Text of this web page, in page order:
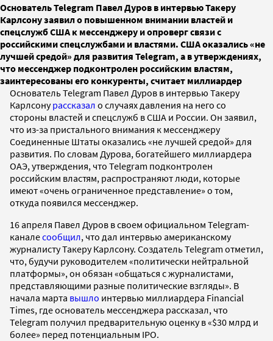
Основатель Telegram Павел Дуров в интервью Такеру
Карлсону заявил о повышенном внимании властей и
спецслужб США к мессенджеру и опроверг связи с
российскими спецслужбами и властями. США оказались «не
лучшей средой» для развития Telegram, а в утверждениях,
что мессенджер подконтролен российским властям,
заинтересованы его конкуренты, считает миллиардер
Основатель Telegram Павел Дуров в интервью Такеру
Карлсонурассказал о случаях давления на него со
стороны властей и спецслужб в США и России. Он заявил,
что из-за пристального внимания к мессенджеру
Соединенные Штаты оказались «не лучшей средой» для
развития. По словам Дурова, богатейшего миллиардера
ОАЭ, утверждения, что Telegram подконтролен
российским властям, распространяют люди, которые
имеют «очень ограниченное представление» о том,
откуда появился мессенджер.
16 апреля Павел Дуров в своем официальном Telegram-
каналесообщил, что дал интервью американскому
журналисту Такеру Карлсону. Создатель Telegram отметил,
что, будучи руководителем «политически нейтральной
платформы», он обязан «общаться с журналистами,
представляющими разные политические взгляды». В
начала марта вышло интервью миллиардера Financial
Times, где основатель мессенджера рассказал, что
Telegram получил предварительную оценку в «$30 млрд и
более» перед потенциальным IPO.